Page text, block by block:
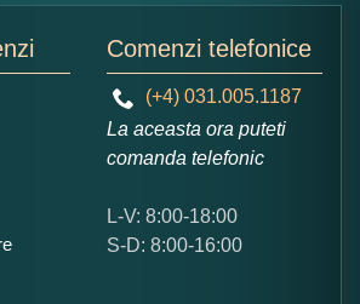
acestui produs?
5
Comenzi telefonice
(+4) 031.005.1187
La aceasta ora puteti
comanda telefonic
L-V: 8:00-18:00
S-D: 8:00-16:00